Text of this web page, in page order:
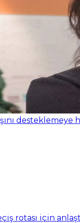
rotası için
rotası için